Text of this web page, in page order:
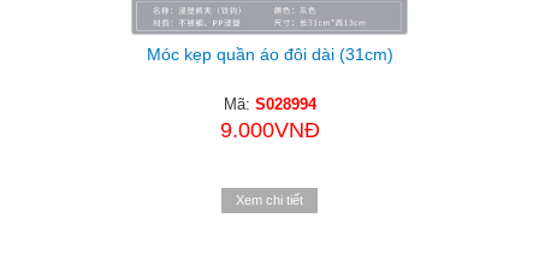
Móc kẹp quần áo đôi dài (31cm)
Mã: S028994
9.000VNĐ
Xem chi tiết